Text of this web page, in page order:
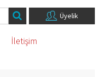
Üyelik
İletişim